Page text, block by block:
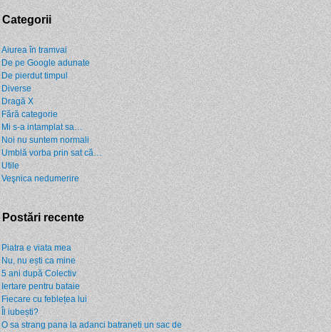
Categorii
Aiurea în tramvai
De pe Google adunate
De pierdut timpul
Diverse
Dragă X
Fără categorie
Mi s-a intamplat sa…
Noi nu suntem normali
Umblă vorba prin sat că…
Utile
Veşnica nedumerire
Postări recente
Piatra e viata mea
Nu, nu ești ca mine
5 ani după Colectiv
Iertare pentru bataie
Fiecare cu feblețea lui
Îl iubești?
O sa strang pana la adanci batraneti un sac de